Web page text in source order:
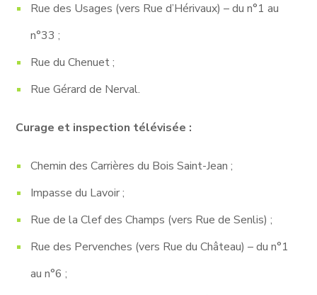
Rue des Usages (vers Rue d’Hérivaux) – du n°1 au
n°33 ;
Rue du Chenuet ;
Rue Gérard de Nerval.
Curage et inspection télévisée :
Chemin des Carrières du Bois Saint-Jean ;
Impasse du Lavoir ;
Rue de la Clef des Champs (vers Rue de Senlis) ;
Rue des Pervenches (vers Rue du Château) – du n°1
au n°6 ;